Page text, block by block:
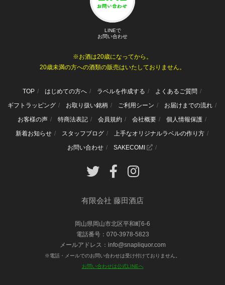
LINEで
お問い合わせ
※お酒は20歳になってから。
20歳未満の方への酒類の販売はいたしておりません。
TOP はじめての方へ ラベルを作成する
よくあるご質問
ギフトラッピング
お取り扱い銘柄 ご利用シーン
お届けまでの流れ
お客様の声
特商法表記 会員規約 会社概要
個人情報保護
新着お知らせ
スタッフブログ
上手なオリジナルラベルの作り方
お問い合わせ
SAKECOMI
有限会社 藤田酒店
岡山県岡山市北区平和町6-6
電話番号：070-3978-5823
メールアドレス：info@snapliquor.com
※電話・メールでのお問い合わせは受け付けておりません。
お問い合わせは公式LINEへ